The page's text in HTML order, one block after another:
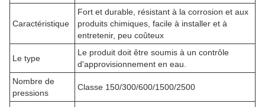
Caractéristique
Fort et durable, résistant à la corrosion et aux
produits chimiques, facile à installer et à
entretenir, peu coûteux
Le type
Le produit doit être soumis à un contrôle
d'approvisionnement en eau.
Nombre de
pressions
Classe 150/300/600/1500/2500